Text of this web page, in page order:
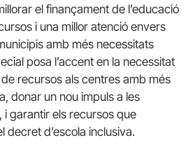
el finançament de l’educació
i una millor atenció envers
amb més necessitats
posa l’accent en la necessitat
recursos als centres amb més
donar un nou impuls a les
i garantir els recursos que
decret d’escola inclusiva.